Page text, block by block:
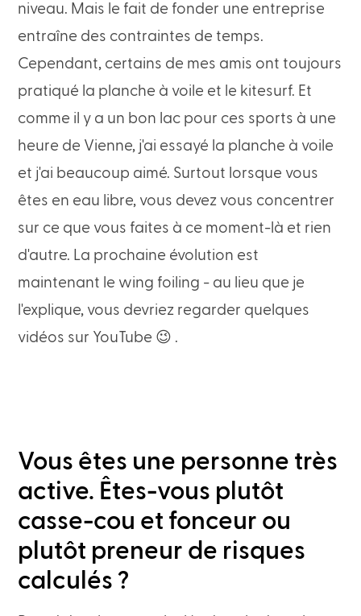
niveau. Mais le fait de fonder une entreprise
entraîne des contraintes de temps.
Cependant, certains de mes amis ont toujours
pratiqué la planche à voile et le kitesurf. Et
comme il y a un bon lac pour ces sports à une
heure de Vienne, j'ai essayé la planche à voile
et j'ai beaucoup aimé. Surtout lorsque vous
êtes en eau libre, vous devez vous concentrer
sur ce que vous faites à ce moment-là et rien
d'autre. La prochaine évolution est
maintenant le wing foiling - au lieu que je
l'explique, vous devriez regarder quelques
vidéos sur YouTube 😉 .
Vous êtes une personne très
active. Êtes-vous plutôt
casse-cou et fonceur ou
plutôt preneur de risques
calculés ?